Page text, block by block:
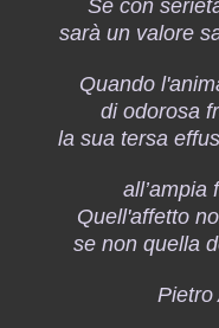
Se con
sarà un valore
Quando
di odorosa
la sua tersa
all’ampia
Quell'affetto
se non quella
Pietro